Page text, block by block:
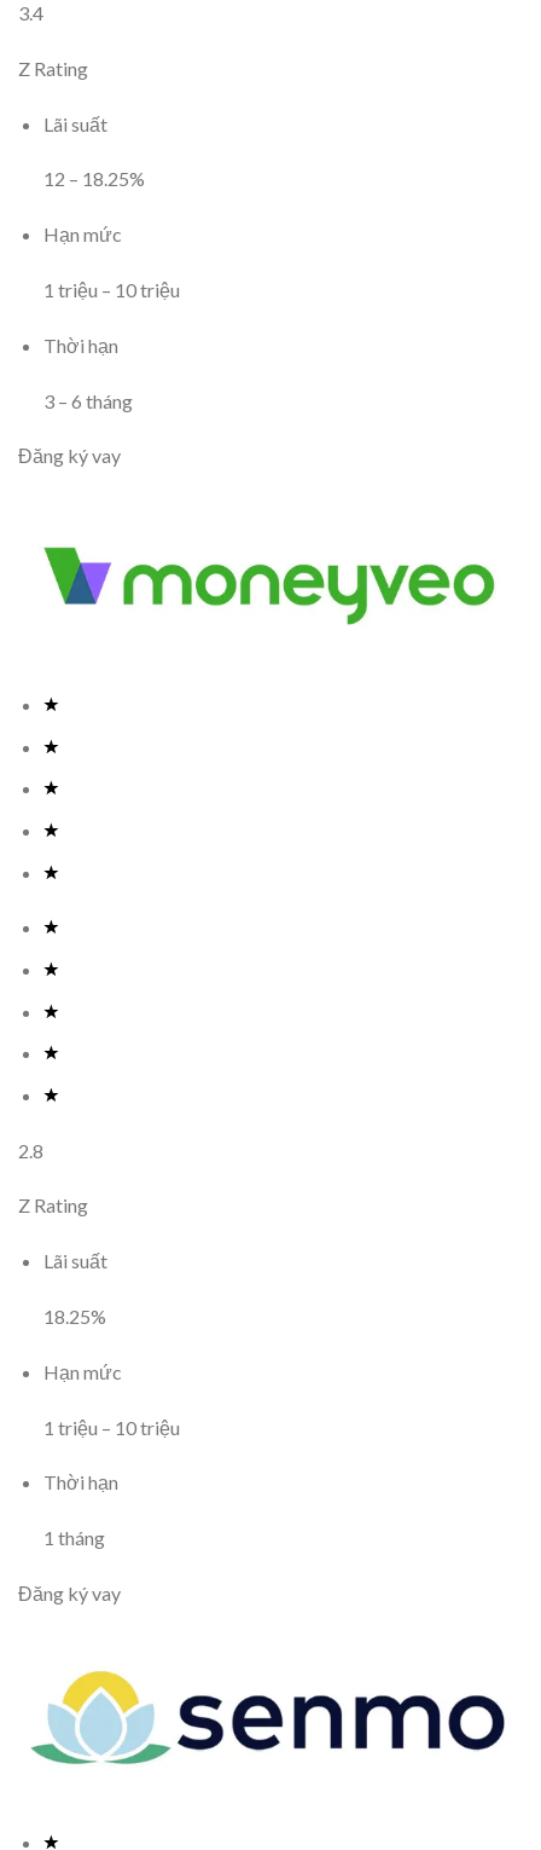
3.4
Z Rating
Lãi suất
12 – 18.25%
Hạn mức
1 triệu – 10triệu
Thời hạn
3– 6 tháng
Đăng ký vay
2.8
Z Rating
Lãi suất
18.25%
Hạn mức
1 triệu – 10triệu
Thời hạn
1 tháng
Đăng ký vay